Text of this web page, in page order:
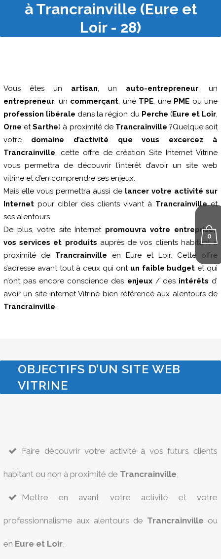
0
à Trancrainville (Eure et
Loir - 28)
Vous êtes un artisan, un auto-entrepreneur, un
entrepreneur, un commerçant, une TPE, une PME ou une
profession libérale dans la région du Perche (Eure et Loir,
Orne etSarthe) à proximité de Trancrainville ?Quelque soit
votre domaine d’activité que vous excercez à
Trancrainville, cette offre de création Site Internet Vitrine
vous permettra de découvrir l’intérêt d’avoir un site web
vitrine et d’en comprendre ses enjeux.
Mais elle vous permettra aussi de lancer votre activité sur
Internet pour cibler des clients vivant à Trancrainvilleet
ses alentours.
De plus, votre site Internet promouvra votre entreprise,
vos services et produits auprès de vos clients habitant à
proximité de Trancrainville en Eure et Loir. Cette offre
s’adresse avant tout à ceux qui ont un faible budget et qui
n’ont pas encore conscience des enjeux/ des intérêts d’
avoir un site internet Vitrine bien référencé aux alentours de
Trancrainville.
OBJECTIFS D’UN SITE WEB
VITRINE
Faire découvrir votre activité à vos futurs clients
habitant ou non à proximité de Trancrainville,
Mettre en avant votre activité et votre
professionnalisme aux alentours de Trancrainville ou
en Eure et Loir,